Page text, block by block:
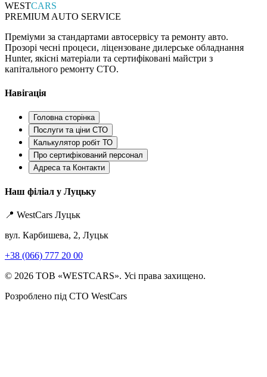
WESTCARS
PREMIUM AUTO SERVICE
Преміуми за стандартами автосервісу та ремонту авто.
Прозорі чесні процеси, ліцензоване дилерське обладнання
Hunter, якісні матеріали та сертифіковані майстри з
капітального ремонту СТО.
Навігація
Головна сторінка
Послуги та ціни СТО
Калькулятор робіт ТО
Про сертифікований персонал
Адреса та Контакти
Наш філіал у Луцьку
📍 WestCars Луцьк
вул. Карбишева, 2, Луцьк
+38 (066) 777 20 00
© 2026 ТОВ «WESTCARS». Усі права захищено.
Розроблено під СТО WestCars